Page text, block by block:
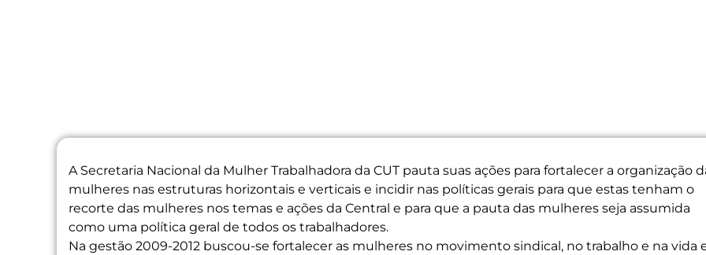
A Secretaria Nacional da Mulher Trabalhadora da CUT pauta suas ações para fortalecer a organização
mulheres nas estruturas horizontais e verticais e incidir nas políticas gerais para que estas tenham o
recorte das mulheres nos temas e ações da Central e para que a pauta das mulheres seja assumida
como uma política geral de todos os trabalhadores.
Na gestão 2009-2012 buscou-se fortalecer as mulheres no movimento sindical, no trabalho e na vida